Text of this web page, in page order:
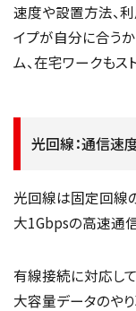
速度や設置方法、
イプが自分に合う
ム、在宅ワークもス
光回線：通信速
光回線は固定回線
大1Gbpsの高速通
有線接続に対応し
大容量データのや